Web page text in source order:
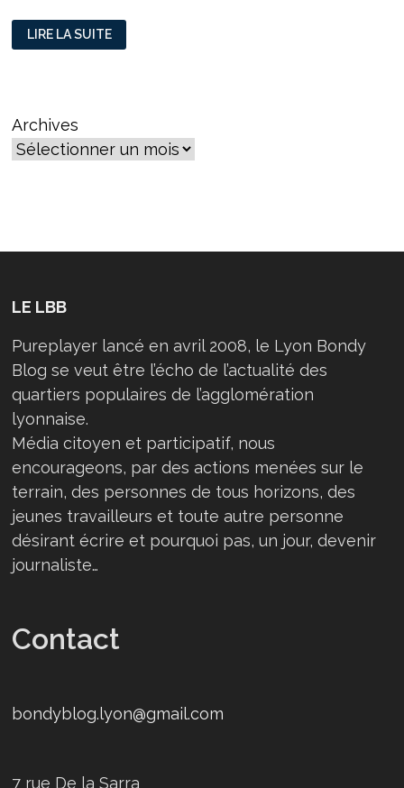
RETRAITES
:
FRANÇOIS
LIRE LA SUITE
Archives
LE LBB
Pureplayer lancé en avril 2008, le Lyon Bondy
Blog se veut être l’écho de l’actualité des
quartiers populaires de l’agglomération
lyonnaise.
Média citoyen et participatif, nous
encourageons, par des actions menées sur le
terrain, des personnes de tous horizons, des
jeunes travailleurs et toute autre personne
désirant écrire et pourquoi pas, un jour, devenir
journaliste…
Contact
bondyblog.lyon@gmail.com
7 rue De la Sarra